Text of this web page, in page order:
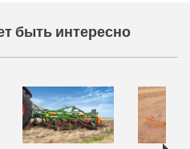
быть интересно